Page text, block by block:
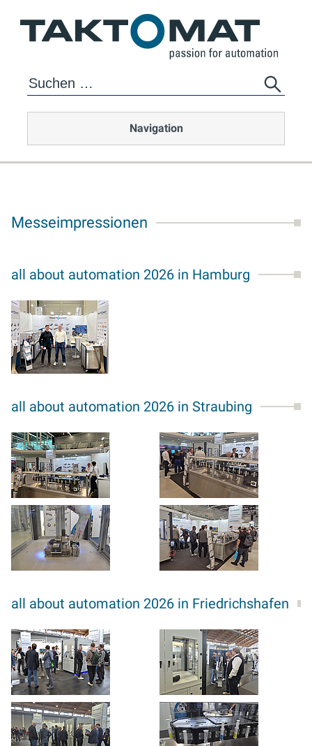
Navigation
Messeimpressionen
all about automation 2026 in Hamburg
all about automation 2026 in Straubing
all about automation 2026 in Friedrichshafen